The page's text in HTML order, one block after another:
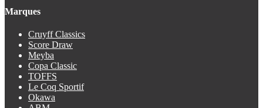
Marques
Cruyff Classics
Score Draw
Meyba
Copa Classic
TOFFS
Le Coq Sportif
Okawa